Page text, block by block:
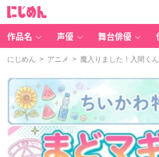
作品名 声優 舞台俳優
にじめん > アニメ > 魔入りました！入間くん